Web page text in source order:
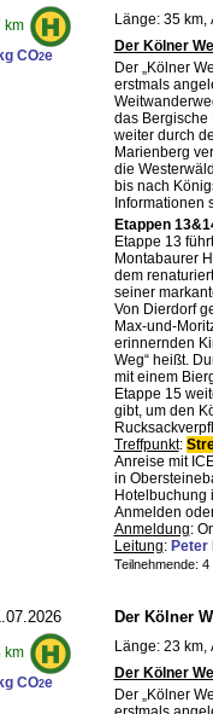
km
CO2e
Länge: 35 km,
Der Kölner
Der „Kölner
erstmals
das Bergische
weiter durch
Marienberg
die
bis nach
Informationen
Etappen
Etappe 13
Montabaurer
dem
seiner
Von Dierdorf
Max-und-
erinnernden
Weg“ heißt.
mit einem
Etappe 15
gibt, um den
Treffpunkt:
Anreise mit
in
Hotelbuchung
Anmelden
Anmeldung:
Leitung: Peter
Teilnehmende:
km
CO2e
Der Kölner
Länge: 23 km,
Der Kölner
Der „Kölner